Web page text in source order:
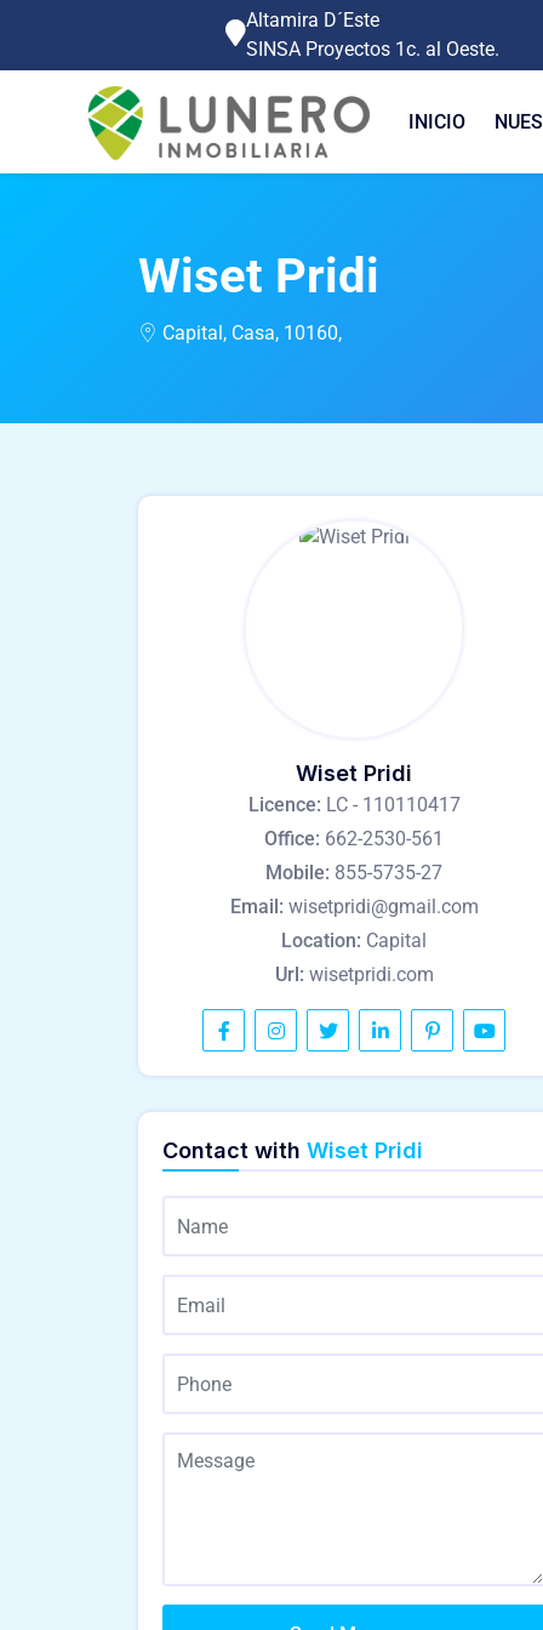
Altamira D´Este
SINSA Proyectos 1c. al Oeste.
INICIO
Wiset Pridi
Capital, Casa, 10160,
Wiset Pridi
Licence: LC - 110110417
Office: 662-2530-561
Mobile: 855-5735-27
Email: wisetpridi@gmail.com
Location: Capital
Url: wisetpridi.com
Contact with Wiset Pridi